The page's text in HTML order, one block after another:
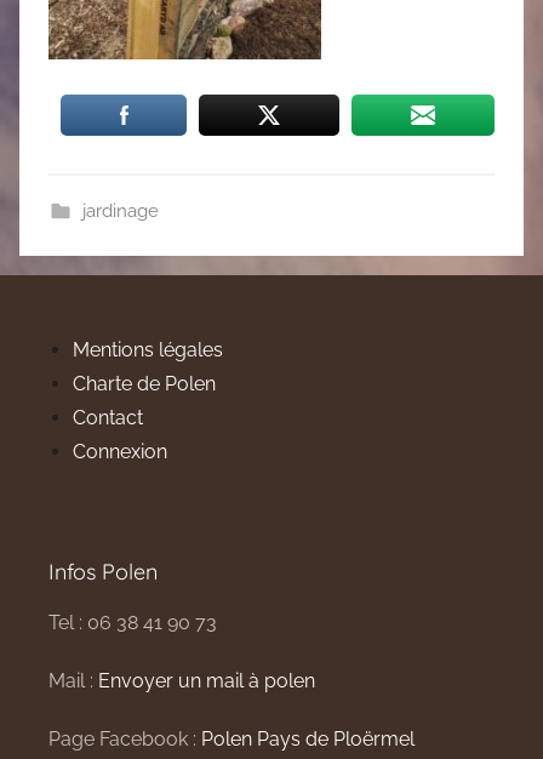
jardinage
Mentions légales
Charte de Polen
Contact
Connexion
Infos Polen
Tel : 06 38 41 90 73
Mail : Envoyer un mail à polen
Page Facebook : Polen Pays de Ploërmel